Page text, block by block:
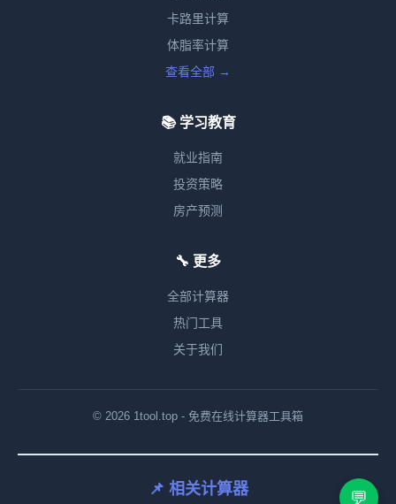
💬
卡路里计算
体脂率计算
查看全部 →
📚 学习教育
就业指南
投资策略
房产预测
🔧 更多
全部计算器
热门工具
关于我们
© 2026 1tool.top - 免费在线计算器工具箱
📌 相关计算器